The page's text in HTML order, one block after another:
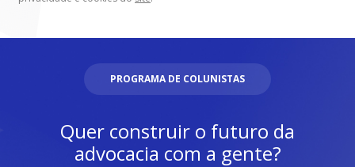
PROGRAMA DE COLUNISTAS
Quer construir o futuro da
advocacia com a gente?